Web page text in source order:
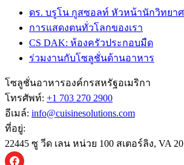
ดร. บรูโน กูสซอลท์ หัวหน้านักวิทยา
การแสดงตนทั่วโลกของเรา
CS DAK: ห้องครัวประกอบมืด
ร่วมงานกับโซลูชั่นด้านอาหาร
โซลูชั่นอาหารองค์กรสหรัฐอเมริกา
โทรศัพท์: +1 703 270 2900
อีเมล์: info@cuisinesolutions.com
ที่อยู่:
22445 ซู วีด เลน หน่วย 100 สเตอร์ลิง, VA